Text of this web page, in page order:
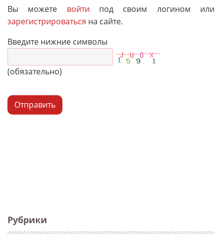
Рубрики
Вы можете войти под своим логином или
зарегистрироваться на сайте.
Введите нижние символы
(обязательно)
Отправить